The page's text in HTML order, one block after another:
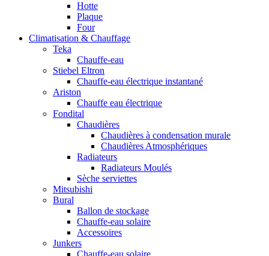
Hotte
Plaque
Four
Climatisation & Chauffage
Teka
Chauffe-eau
Stiebel Eltron
Chauffe-eau électrique instantané
Ariston
Chauffe eau électrique
Fondital
Chaudières
Chaudières à condensation murale
Chaudières Atmosphériques
Radiateurs
Radiateurs Moulés
Sèche serviettes
Mitsubishi
Bural
Ballon de stockage
Chauffe-eau solaire
Accessoires
Junkers